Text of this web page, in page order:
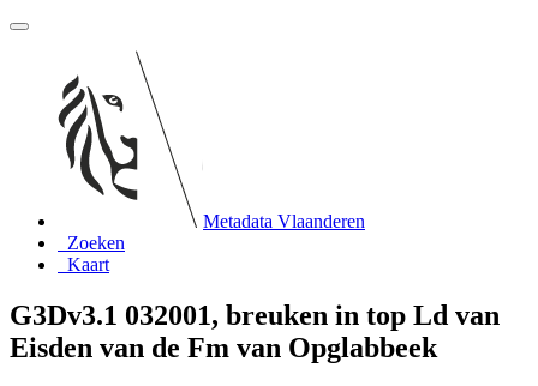
Metadata Vlaanderen
Zoeken
Kaart
G3Dv3.1 032001, breuken in top Ld van
Eisden van de Fm van Opglabbeek